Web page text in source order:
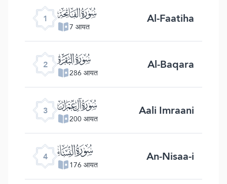
1 ﮍ
7 आयत Al-Faatiha
2 ﮎ
286 आयत Al-Baqara
3 ﮏ
200 आयत Aali Imraani
4 ﮐ
176 आयत An-Nisaa-i